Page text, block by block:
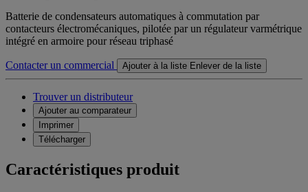
Batterie de condensateurs automatiques à commutation par
contacteurs électromécaniques, pilotée par un régulateur varmétrique
intégré en armoire pour réseau triphasé
Contacter un commercial Ajouter à la liste Enlever de la liste
Trouver un distributeur
Ajouter au comparateur
Imprimer
Télécharger
Caractéristiques produit